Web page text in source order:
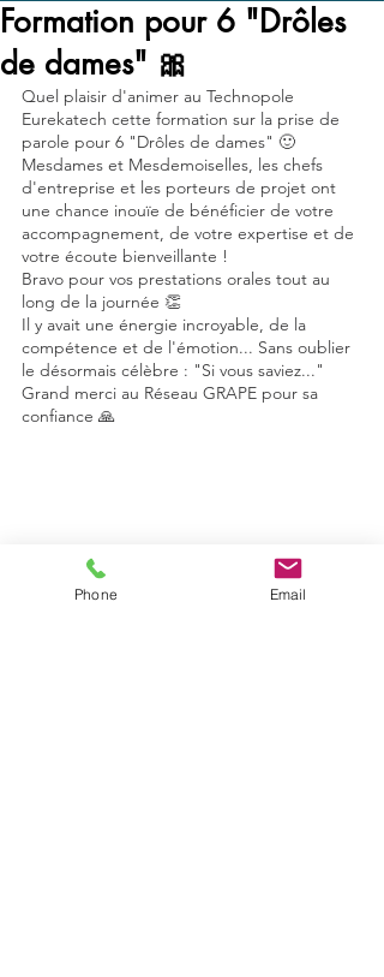
Formation pour 6 "Drôles
de dames" 🎀
Quel plaisir d'animer au Technopole
Eurekatech cette formation sur la prise de
parole pour 6 "Drôles de dames" 🙂
Mesdames et Mesdemoiselles, les chefs
d'entreprise et les porteurs de projet ont
une chance inouïe de bénéficier de votre
accompagnement, de votre expertise et de
votre écoute bienveillante !
Bravo pour vos prestations orales tout au
long de la journée 👏
Il y avait une énergie incroyable, de la
compétence et de l'émotion... Sans oublier
le désormais célèbre : "Si vous saviez..."
Grand merci au Réseau GRAPE pour sa
confiance 🙏
Phone Email